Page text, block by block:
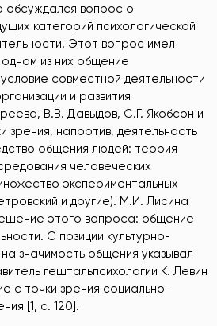
обсуждался вопрос о
категорий психологической
Этот вопрос имел
из них общение
совместной деятельности
и развития
В.В. Давыдов, С.Г. Якобсон и
зрения, напротив, деятельность
общения людей: теория
человеческих
экспериментальных
и другие). М.И. Лисина
этого вопроса: общение
С позиции культурно-
значимость общения указывал
гештальпсихологии К. Левин
с точки зрения социально-
[1, с. 120].